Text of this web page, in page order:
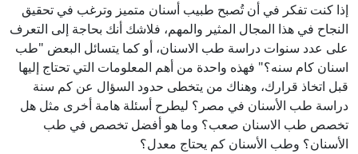
إذا كنت تفكر في أن تُصبح طبيب أسنان متميز وترغب في تحقيق
النجاح في هذا المجال المثير والمهم، فلاشك أنك بحاجة إلى التعرف
على عدد سنوات دراسة طب الاسنان، أو كما يتسائل البعض "طب
اسنان كام سنه؟" فهذه واحدة من أهم المعلومات التي تحتاج إليها
قبل اتخاذ قرارك، وهناك من يتخطى حدود السؤال عن كم سنة
دراسة طب الأسنان في مصر؟ ليطرح أسئلة هامة أخرى مثل هل
تخصص طب الاسنان صعب؟ وما هو أفضل تخصص في طب
الأسنان؟ وطب الأسنان كم يحتاج معدل؟